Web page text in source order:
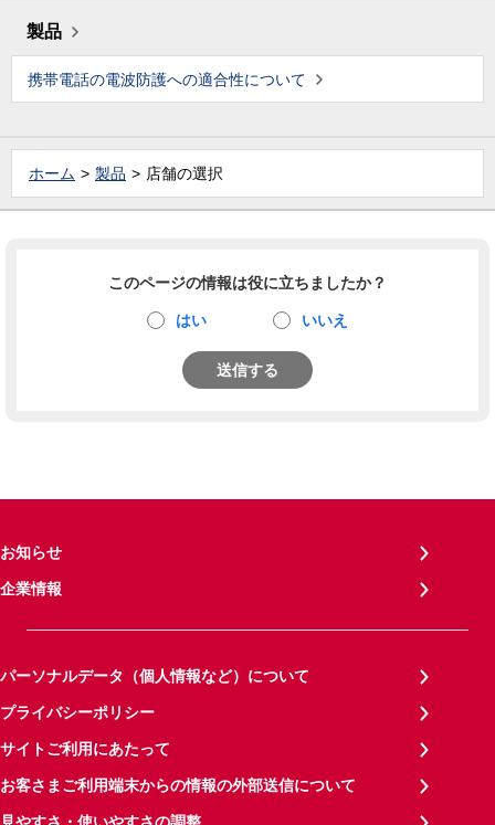
製品
携帯電話の電波防護への適合性について
ホーム 製品 店舗の選択
このページの情報は役に立ちましたか？
はい いいえ
送信する
お知らせ
企業情報
パーソナルデータ（個人情報など）について
プライバシーポリシー
サイトご利用にあたって
お客さまご利用端末からの情報の外部送信について